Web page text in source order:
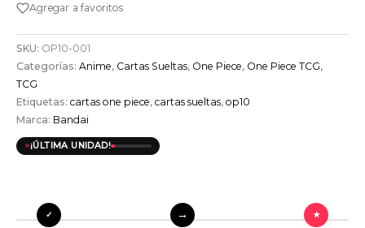
Agregar a favoritos
SKU: OP10-001
Categorías: Anime, Cartas Sueltas, One Piece, One Piece TCG,
TCG
Etiquetas: cartas one piece, cartas sueltas, op10
Marca: Bandai
¡ÚLTIMA UNIDAD!